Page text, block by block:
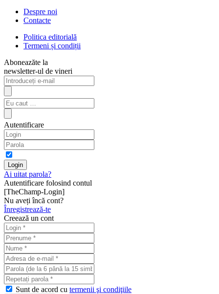
Despre noi
Contacte
Politica editorială
Termeni și condiții
Aboneazăte la
newsletter-ul de vineri
Autentificare
Ai uitat parola?
Autentificare folosind contul
[TheChamp-Login]
Nu aveți încă cont?
Înregistrează-te
Creează un cont
Sunt de acord cu termenii şi condiţiile